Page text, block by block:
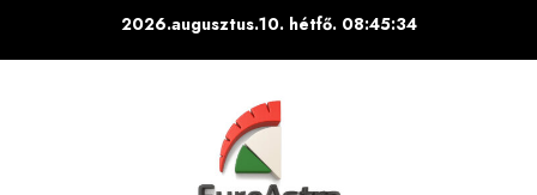
2026.augusztus.10. hétfő. 08:45:35